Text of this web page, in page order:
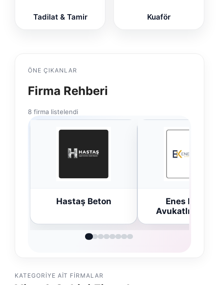
Tadilat & Tamir Kuaför
ÖNE ÇIKANLAR
Firma Rehberi
8 firma listelendi
Hastaş Beton
Enes Kaplan
Avukatlık Bürosu
KATEGORIYE AIT FIRMALAR